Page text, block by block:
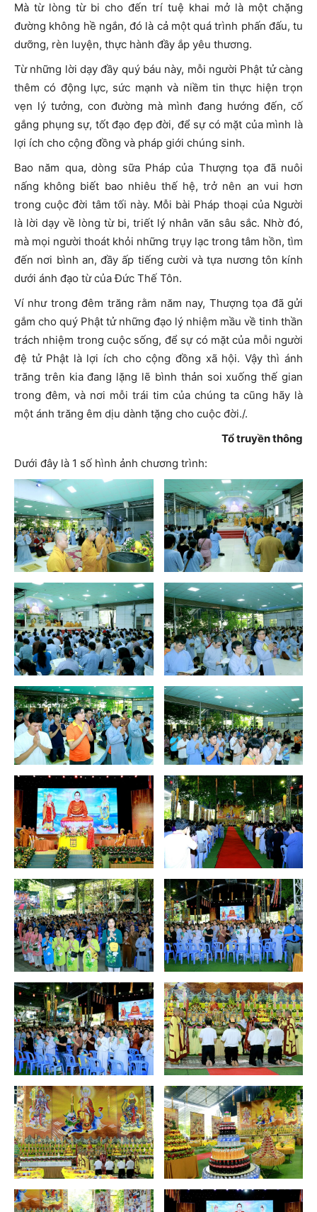
Mà từ lòng từ bi cho đến trí tuệ khai mở là một chặng
đường không hề ngắn, đó là cả một quá trình phấn đấu, tu
dưỡng, rèn luyện, thực hành đầy ắp yêu thương.
Từ những lời dạy đầy quý báu này, mỗi người Phật tử càng
thêm có động lực, sức mạnh và niềm tin thực hiện trọn
vẹn lý tưởng, con đường mà mình đang hướng đến, cố
gắng phụng sự, tốt đạo đẹp đời, để sự có mặt của mình là
lợi ích cho cộng đồng và pháp giới chúng sinh.
Bao năm qua, dòng sữa Pháp của Thượng tọa đã nuôi
nấng không biết bao nhiêu thế hệ, trở nên an vui hơn
trong cuộc đời tâm tối này. Mỗi bài Pháp thoại của Người
là lời dạy về lòng từ bi, triết lý nhân văn sâu sắc. Nhờ đó,
mà mọi người thoát khỏi những trụy lạc trong tâm hồn, tìm
đến nơi bình an, đầy ấp tiếng cười và tựa nương tôn kính
dưới ánh đạo từ của Đức Thế Tôn.
Ví như trong đêm trăng rằm năm nay, Thượng tọa đã gửi
gắm cho quý Phật tử những đạo lý nhiệm mầu về tinh thần
trách nhiệm trong cuộc sống, để sự có mặt của mỗi người
đệ tử Phật là lợi ích cho cộng đồng xã hội. Vậy thì ánh
trăng trên kia đang lặng lẽ bình thản soi xuống thế gian
trong đêm, và nơi mỗi trái tim của chúng ta cũng hãy là
một ánh trăng êm dịu dành tặng cho cuộc đời./.
Tổ truyền thông
Dưới đây là 1 số hình ảnh chương trình: